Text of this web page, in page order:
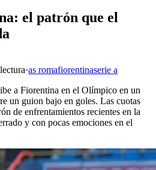
el patrón que el
·as romafiorentinaserie a
a Fiorentina en el Olímpico en un
un guion bajo en goles. Las cuotas
de enfrentamientos recientes en la
y con pocas emociones en el